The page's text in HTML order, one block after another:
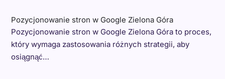
Pozycjonowanie stron w Google Zielona Góra
Pozycjonowanie stron w Google Zielona Góra to proces,
który wymaga zastosowania różnych strategii, aby
osiągnąć…